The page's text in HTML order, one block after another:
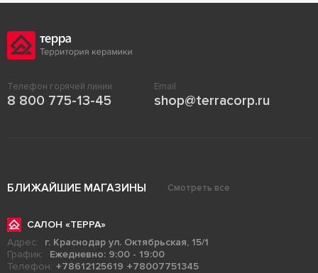
Телефон горячей линии
8 800 775-13-45
Email
shop@terracorp.ru
БЛИЖАЙШИЕ МАГАЗИНЫ Смотреть все
САЛОН «ТЕРРА»
Адрес:
г. Краснодар ул. Октябрьская, 15/1
График:
Ежедневно: 9:00 - 19:00
Телефон: +78612125619 +78007751345